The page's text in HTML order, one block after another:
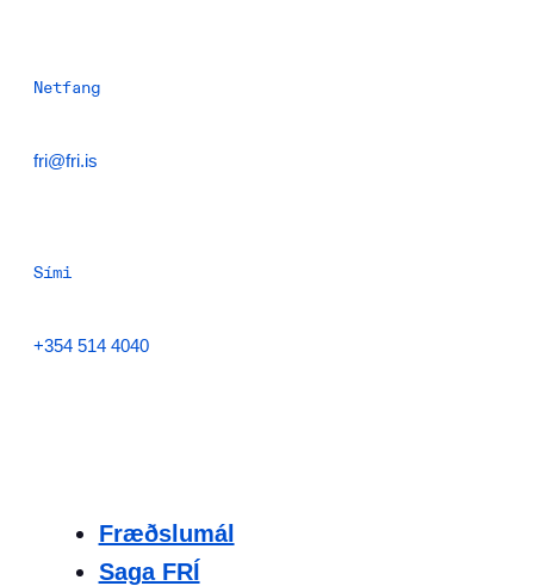
Netfang
fri@fri.is
Sími
+354 514 4040
Fræðslumál
Saga FRÍ